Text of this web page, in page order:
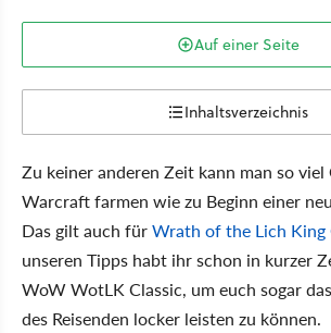
Auf einer Seite
Inhaltsverzeichnis
Zu keiner anderen Zeit kann man so
Warcraft farmen wie zu Beginn einer
Das gilt auch fürWrath of the Lich King
unseren Tipps habt ihr schon in kurzer
WoW WotLK Classic, um euch sogar
des Reisenden locker leisten zu können.